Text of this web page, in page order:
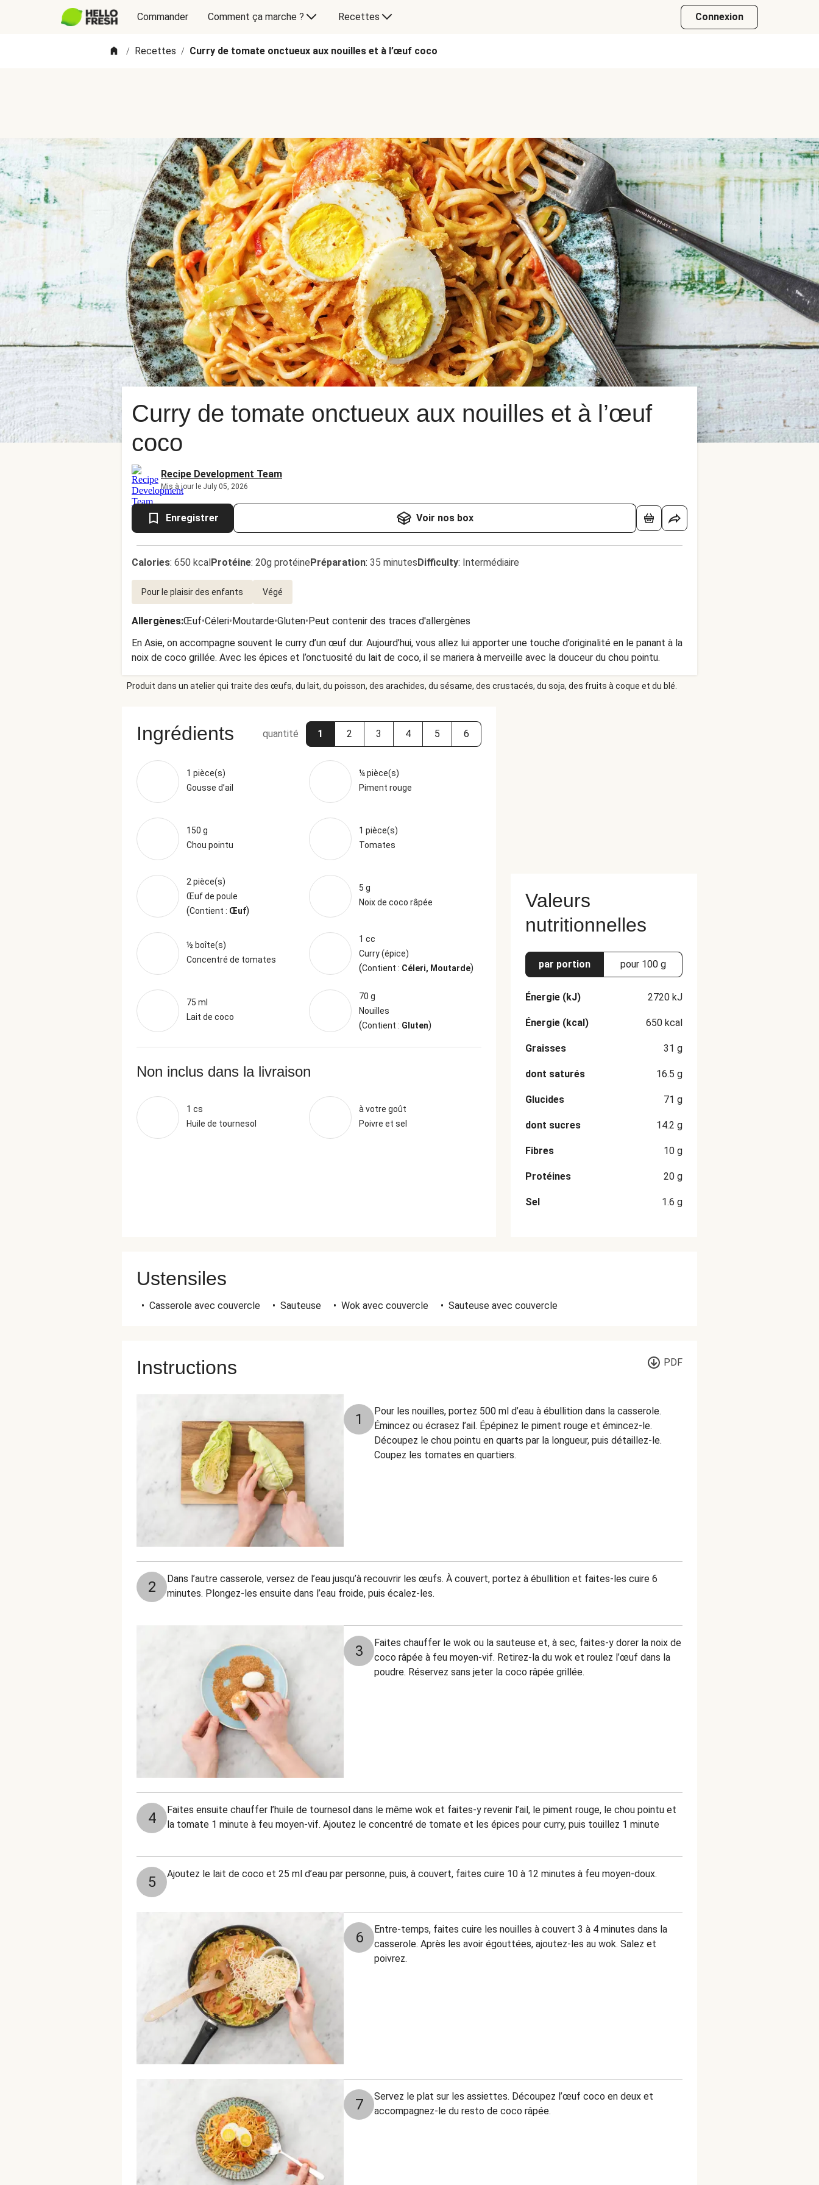
Commander Comment ça marche ? Recettes Connexion
/ Recettes / Curry de tomate onctueux aux nouilles et à l’œuf coco
Curry de tomate onctueux aux nouilles et à l’œuf
coco
Recipe Development Team
Mis à jour le July 05, 2026
Enregistrer Voir nos box
Calories: 650 kcalProtéine: 20g protéinePréparation: 35 minutesDifficulty: Intermédiaire
Pour le plaisir des enfants Végé
Allergènes:Œuf•Céleri•Moutarde•Gluten•Peut contenir des traces d'allergènes
En Asie, on accompagne souvent le curry d’un œuf dur. Aujourd’hui, vous allez lui apporter une touche d’originalité en le panant à la
noix de coco grillée. Avec les épices et l’onctuosité du lait de coco, il se mariera à merveille avec la douceur du chou pointu.
Produit dans un atelier qui traite des œufs, du lait, du poisson, des arachides, du sésame, des crustacés, du soja, des fruits à coque et du blé.
Ingrédients quantité 1 2 3 4 5 6
1 pièce(s)
Gousse d’ail
¼ pièce(s)
Piment rouge
150 g
Chou pointu
1 pièce(s)
Tomates
2 pièce(s)
Œuf de poule
(Contient : Œuf)
5 g
Noix de coco râpée
½ boîte(s)
Concentré de tomates
1 cc
Curry (épice)
(Contient : Céleri, Moutarde)
75 ml
Lait de coco
70 g
Nouilles
(Contient : Gluten)
Non inclus dans la livraison
1 cs
Huile de tournesol
à votre goût
Poivre et sel
Valeurs
nutritionnelles
par portion pour 100 g
Énergie (kJ) 2720 kJ
Énergie (kcal) 650 kcal
Graisses 31 g
dont saturés 16.5 g
Glucides 71 g
dont sucres 14.2 g
Fibres 10 g
Protéines 20 g
Sel 1.6 g
Ustensiles
• Casserole avec couvercle • Sauteuse • Wok avec couvercle • Sauteuse avec couvercle
Instructions PDF
1
Pour les nouilles, portez 500 ml d’eau à ébullition dans la casserole.
Émincez ou écrasez l’ail. Épépinez le piment rouge et émincez-le.
Découpez le chou pointu en quarts par la longueur, puis détaillez-le.
Coupez les tomates en quartiers.
2
Dans l’autre casserole, versez de l’eau jusqu’à recouvrir les œufs. À couvert, portez à ébullition et faites-les cuire 6
minutes. Plongez-les ensuite dans l’eau froide, puis écalez-les.
3
Faites chauffer le wok ou la sauteuse et, à sec, faites-y dorer la noix de
coco râpée à feu moyen-vif. Retirez-la du wok et roulez l’œuf dans la
poudre. Réservez sans jeter la coco râpée grillée.
4
Faites ensuite chauffer l’huile de tournesol dans le même wok et faites-y revenir l’ail, le piment rouge, le chou pointu et
la tomate 1 minute à feu moyen-vif. Ajoutez le concentré de tomate et les épices pour curry, puis touillez 1 minute
5 Ajoutez le lait de coco et 25 ml d’eau par personne, puis, à couvert, faites cuire 10 à 12 minutes à feu moyen-doux.
6
Entre-temps, faites cuire les nouilles à couvert 3 à 4 minutes dans la
casserole. Après les avoir égouttées, ajoutez-les au wok. Salez et
poivrez.
7
Servez le plat sur les assiettes. Découpez l’œuf coco en deux et
accompagnez-le du resto de coco râpée.